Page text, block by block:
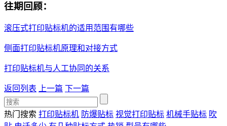
往期回顾：
滚压式打印贴标机的适用范围有哪些
侧面打印贴标机原理和对接方式
打印贴标机与人工协同的关系
返回列表 上一篇 下一篇
热门搜索 打印贴标机 防爆贴标 视觉打印贴标 机械手贴标 吹